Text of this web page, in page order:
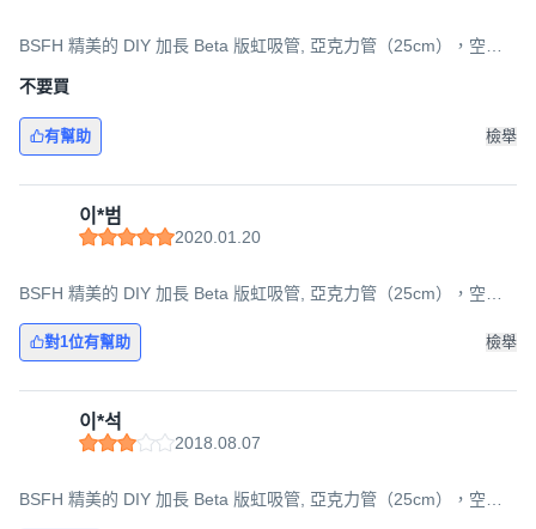
BSFH 精美的 DIY 加長 Beta 版虹吸管, 亞克力管（25cm），空氣
不要買
有幫助 檢舉
이*범
2020.01.20
BSFH 精美的 DIY 加長 Beta 版虹吸管, 亞克力管（25cm），空氣
對1位有幫助 檢舉
이*석
2018.08.07
BSFH 精美的 DIY 加長 Beta 版虹吸管, 亞克力管（25cm），空氣